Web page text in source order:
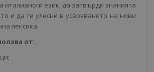
италиански език, да затвърди знанията
и да ги улесни в усвояването на нови
лексика.
от: